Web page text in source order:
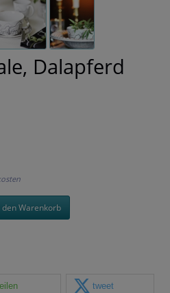
Dalapferd
den Warenkorb
tweet